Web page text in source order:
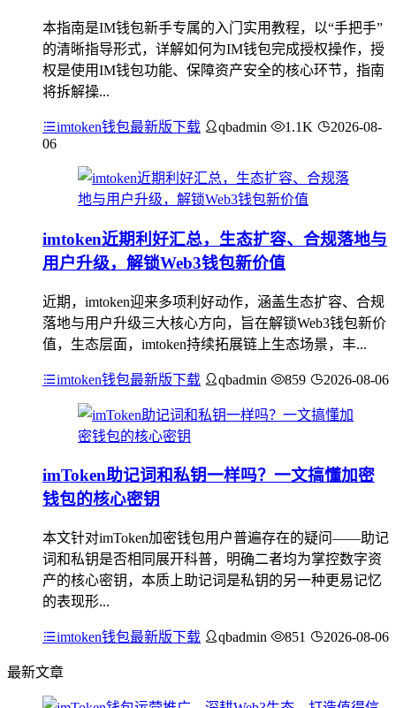
本指南是IM钱包新手专属的入门实用教程，以“手把手”
的清晰指导形式，详解如何为IM钱包完成授权操作，授
权是使用IM钱包功能、保障资产安全的核心环节，指南
将拆解操...
imtoken钱包最新版下载 qbadmin 1.1K
2026-08-
06
imtoken近期利好汇总，生态扩容、合规落地与
用户升级，解锁Web3钱包新价值
近期，imtoken迎来多项利好动作，涵盖生态扩容、合规
落地与用户升级三大核心方向，旨在解锁Web3钱包新价
值，生态层面，imtoken持续拓展链上生态场景，丰...
imtoken钱包最新版下载 qbadmin 859 2026-08-06
imToken助记词和私钥一样吗？一文搞懂加密
钱包的核心密钥
本文针对imToken加密钱包用户普遍存在的疑问——助记
词和私钥是否相同展开科普，明确二者均为掌控数字资
产的核心密钥，本质上助记词是私钥的另一种更易记忆
的表现形...
imtoken钱包最新版下载 qbadmin 851 2026-08-06
最新文章